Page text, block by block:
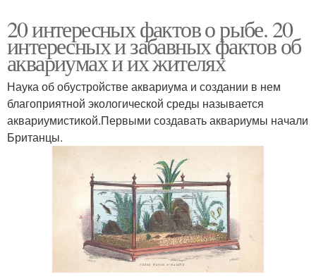
20 интересных фактов о рыбе. 20
интересных и забавных фактов об
аквариумах и их жителях
Наука об обустройстве аквариума и создании в нем
благоприятной экологической среды называется
аквариумистикой.Первыми создавать аквариумы начали
Британцы.